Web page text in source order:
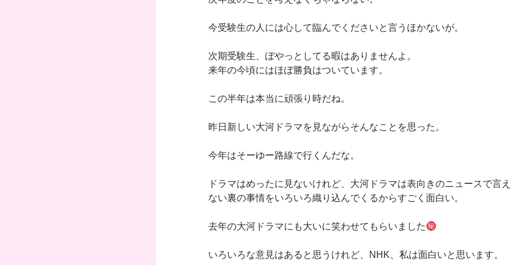
今受験生の人には心して臨んでくださいと言うほかないが。
次期受験生、ぼやっとしてる暇はありませんよ。
来年の今頃にはほぼ勝負はついています。
この半年は本当に頑張り時だね。
昨日新しい大河ドラマを見ながらそんなことを思った。
今年はそーゆー路線で行くんだな。
ドラマはめったに見ないけれど、大河ドラマは表向きのニュースで言え
ない裏の事情をいろいろ織り込んでくるからすごく面白い。
去年の大河ドラマにも大いに笑わせてもらいました
いろいろな意見はあると思うけれど、NHK、私は面白いと思います。